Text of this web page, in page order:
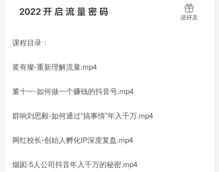
课程目录：
黄有璨-重新理解流量.mp4
董十一-如何做一个赚钱的抖音号.mp4
群响刘思毅-如何通过“搞事情”年入千万.mp4
网红校长-创始人孵化IP深度复盘.mp4
烟囱-5人公司抖音年入千万的秘密.mp4